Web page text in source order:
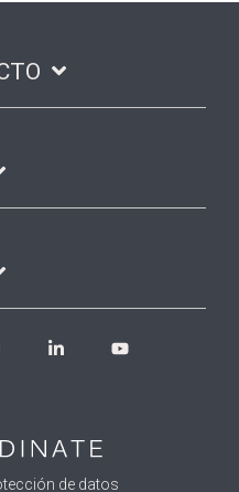
de datos
InstagramLinkedin